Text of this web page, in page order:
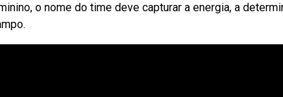
o nome do time deve capturar a energia, a